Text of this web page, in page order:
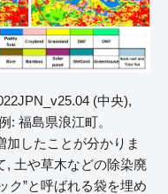
(中央),
: 福島県浪江町。
加したことが分かりま
, 土や草木などの除染廃
ク”と呼ばれる袋を埋め